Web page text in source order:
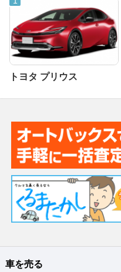
トヨタ プリウス
車を売る